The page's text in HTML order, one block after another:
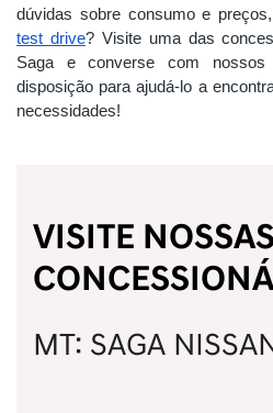
dúvidas sobre consumo e
test drive? Visite uma das
Saga e converse com nossos
disposição para ajudá-lo a
necessidades!
VISITE NOSSAS
MT: SAGA